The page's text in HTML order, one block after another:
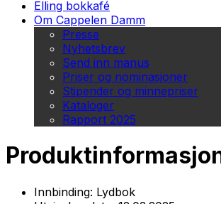
Elling bokkafé
Om Cappelen Damm
Presse
Nyhetsbrev
Send inn manus
Priser og nominasjoner
Stipender og minnepriser
Kataloger
Rapport 2025
Innbinding: Lydbok